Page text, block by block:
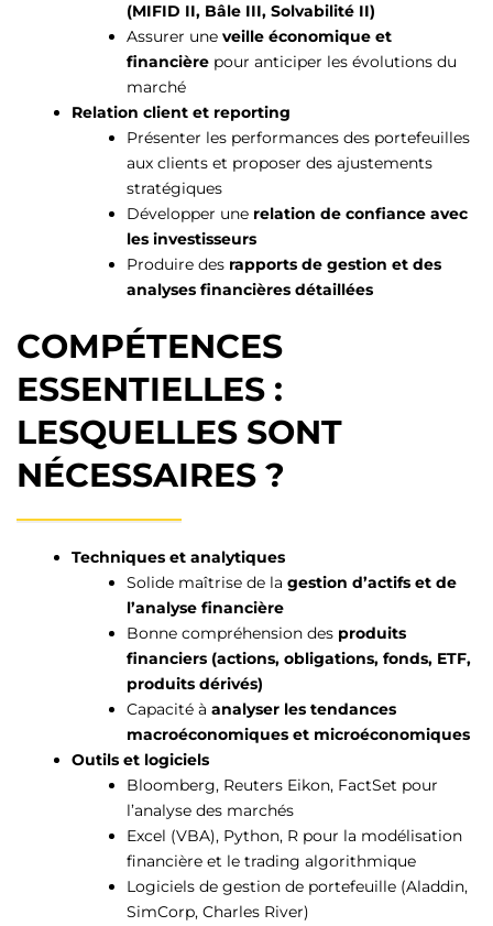
(MIFID II, Bâle III, Solvabilité II)
Assurer une veille économique et
financière pour anticiper les évolutions du
marché
Relation client et reporting
Présenter les performances des portefeuilles
aux clients et proposer des ajustements
stratégiques
Développer une relation de confiance avec
les investisseurs
Produire des rapports de gestion et des
analyses financières détaillées
COMPÉTENCES
ESSENTIELLES :
LESQUELLES SONT
NÉCESSAIRES ?
Techniques et analytiques
Solide maîtrise de la gestion d’actifs et de
l’analyse financière
Bonne compréhension des produits
financiers (actions, obligations, fonds, ETF,
produits dérivés)
Capacité à analyser les tendances
macroéconomiques et microéconomiques
Outils et logiciels
Bloomberg, Reuters Eikon, FactSet pour
l’analyse des marchés
Excel (VBA), Python, R pour la modélisation
financière et le trading algorithmique
Logiciels de gestion de portefeuille (Aladdin,
SimCorp, Charles River)